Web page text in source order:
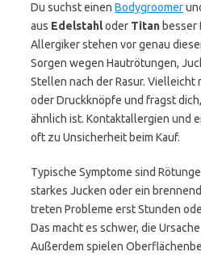
Du suchst einen Bodygroomer
aus Edelstahloder Titan besser
Allergiker stehen vor genau
Sorgen wegen Hautrötungen,
Stellen nach der Rasur. Vielleicht
oder Druckknöpfe und fragst
ähnlich ist. Kontaktallergien und
oft zu Unsicherheit beim Kauf.
Typische Symptome sind
starkes Jucken oder ein
treten Probleme erst Stunden
Das macht es schwer, die
Außerdem spielen